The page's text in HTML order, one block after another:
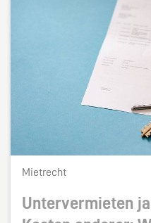
Mietrecht
Untervermieten